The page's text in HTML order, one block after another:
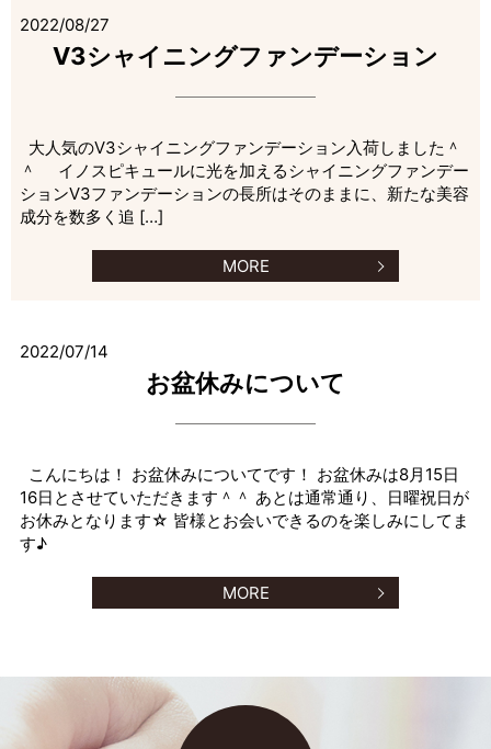
2022/08/27
V3シャイニングファンデーション
大人気のV3シャイニングファンデーション入荷しました＾
＾ イノスピキュールに光を加えるシャイニングファンデー
ションV3ファンデーションの長所はそのままに、新たな美容
成分を数多く追 […]
MORE
2022/07/14
お盆休みについて
こんにちは！ お盆休みについてです！ お盆休みは8月15日
16日とさせていただきます＾＾ あとは通常通り、日曜祝日が
お休みとなります☆ 皆様とお会いできるのを楽しみにしてま
す♪
MORE